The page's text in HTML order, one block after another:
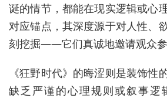
诞的情节，都能在现实逻辑或心
对应锚点，其深度源于对人性、
刻挖掘——它们真诚地邀请观众参
《狂野时代》的晦涩则是装饰性
缺乏严谨的心理规则或叙事逻